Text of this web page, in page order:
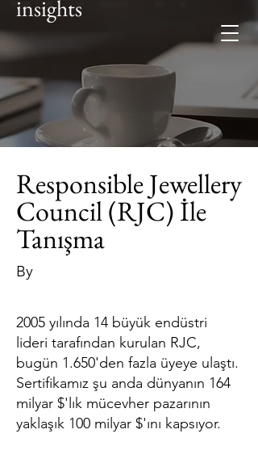
insights
Responsible Jewellery
Council (RJC) İle
Tanışma
By
2005 yılında 14 büyük endüstri
lideri tarafından kurulan RJC,
bugün 1.650'den fazla üyeye ulaştı.
Sertifikamız şu anda dünyanın 164
milyar $'lık mücevher pazarının
yaklaşık 100 milyar $'ını kapsıyor.